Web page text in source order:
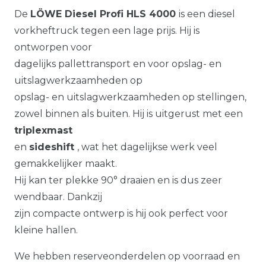
De LÖWE Diesel Profi HLS 4000 is een diesel
vorkheftruck tegen een lage prijs. Hij is
ontworpen voor
dagelijks pallettransport en voor opslag- en
uitslagwerkzaamheden op
opslag- en uitslagwerkzaamheden op stellingen,
zowel binnen als buiten. Hij is uitgerust met een
triplexmast
en sideshift , wat het dagelijkse werk veel
gemakkelijker maakt.
Hij kan ter plekke 90° draaien en is dus zeer
wendbaar. Dankzij
zijn compacte ontwerp is hij ook perfect voor
kleine hallen.
We hebben reserveonderdelen op voorraad en